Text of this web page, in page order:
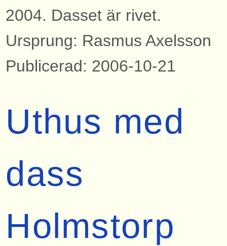
2004. Dasset är rivet.
Ursprung: Rasmus Axelsson
Publicerad: 2006-10-21
Uthus med
dass
Holmstorp